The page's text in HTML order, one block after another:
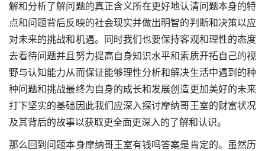
解和分析了解问题的真正含义所在更好地认清问题本身的特
点和问题背后反映的社会现实并做出明智的判断和决策以应
对未来的挑战和机遇。同时我们也要保持客观和理性的态度
去看待问题并且努力提高自身知识水平和素质开拓自己的视
野与认知能力从而保证能够理性分析和解决生活中遇到的种
种问题和挑战最终为自身的成长和发展创造更加美好的未来
打下坚实的基础因此我们应深入探讨摩纳哥王室的财富状况
及其背后的故事以获取更全面更深入的了解和认识。
那么回到问题本身摩纳哥王室有钱吗答案是肯定的。虽然历